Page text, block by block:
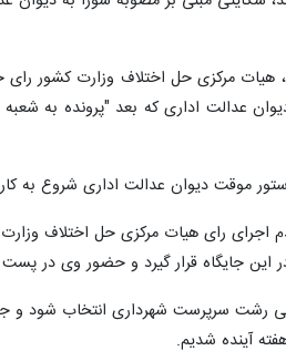
هیات مرکزی حل اختلاف وزارت کشور
موقت دیوان عدالت اداری شروع به کار
رای هیات مرکزی حل اختلاف
این جایگاه قرار گیرد و حضور وی در
رشت سرپرست شهرداری انتخاب شود و
آینده شدیم.